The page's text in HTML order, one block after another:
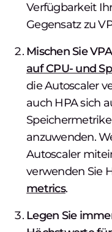
Verfügbarkeit
Gegensatz zu
Mischen Sie
auf CPU- und
die Autoscaler
auch HPA sich
anzuwenden.
Autoscaler
verwenden Sie
metrics.
Legen Sie